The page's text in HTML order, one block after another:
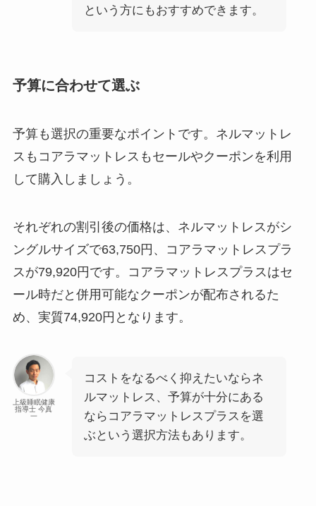
という方にもおすすめできます。
予算に合わせて選ぶ
予算も選択の重要なポイントです。ネルマットレ
スもコアラマットレスもセールやクーポンを利用
して購入しましょう。
それぞれの割引後の価格は、ネルマットレスがシ
ングルサイズで63,750円、コアラマットレスプラ
スが79,920円です。コアラマットレスプラスはセ
ール時だと併用可能なクーポンが配布されるた
め、実質74,920円となります。
上級睡眠健康
指導士 今真
一
コストをなるべく抑えたいならネ
ルマットレス、予算が十分にある
ならコアラマットレスプラスを選
ぶという選択方法もあります。